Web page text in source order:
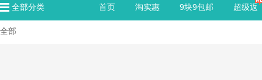
全部分类 首页 淘实惠 9块9包邮 超级返
全部